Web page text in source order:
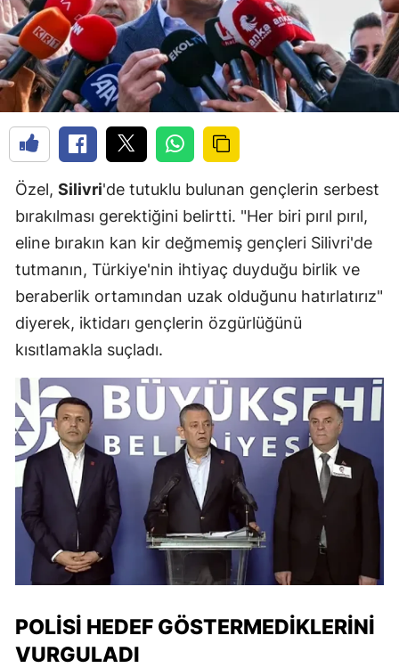
Özel, Silivri'de tutuklu bulunan gençlerin serbest
bırakılması gerektiğini belirtti. "Her biri pırıl pırıl,
eline bırakın kan kir değmemiş gençleri Silivri'de
tutmanın, Türkiye'nin ihtiyaç duyduğu birlik ve
beraberlik ortamından uzak olduğunu hatırlatırız"
diyerek, iktidarı gençlerin özgürlüğünü
kısıtlamakla suçladı.
POLISI HEDEF GÖSTERMEDIKLERINI
VURGULADI